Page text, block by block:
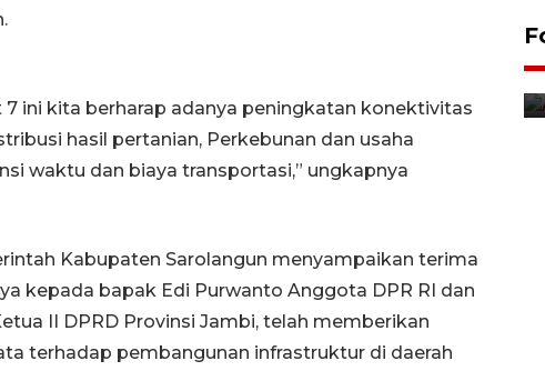
7 ini kita berharap adanya peningkatan konektivitas
hasil pertanian, Perkebunan dan usaha
waktu dan biaya transportasi,” ungkapnya
Kabupaten Sarolangun menyampaikan terima
kepada bapak Edi Purwanto Anggota DPR RI dan
II DPRD Provinsi Jambi, telah memberikan
terhadap pembangunan infrastruktur di daerah
transmigran desa terpencil
Kerinci
4 Agustus 2026 11:37